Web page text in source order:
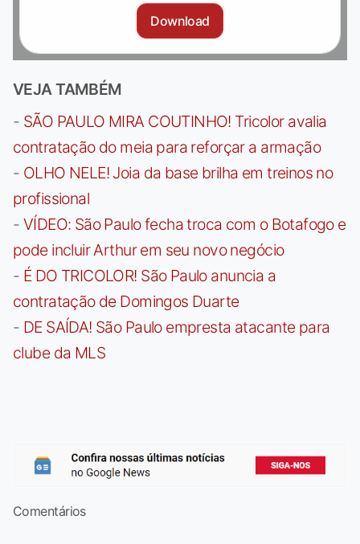
Download
VEJA TAMBÉM
- SÃO PAULO MIRA COUTINHO! Tricolor avalia
contratação do meia para reforçar a armação
- OLHO NELE! Joia da base brilha em treinos no
profissional
- VÍDEO: São Paulo fecha troca com o Botafogo e
pode incluir Arthur em seu novo negócio
- É DO TRICOLOR! São Paulo anuncia a
contratação de Domingos Duarte
- DE SAÍDA! São Paulo empresta atacante para
clube da MLS
Comentários